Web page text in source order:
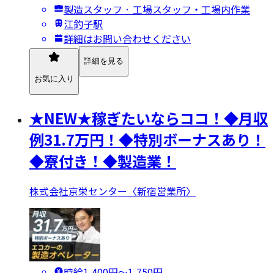
製造スタッフ · 工場スタッフ・工場内作業
江釣子駅
詳細はお問い合わせください
お気に入り
詳細を見る
★NEW★稼ぎたいならココ！◆月収
例31.7万円！◆特別ボーナスあり！
◆寮付き！◆製造業！
株式会社京栄センター〈新宿営業所〉